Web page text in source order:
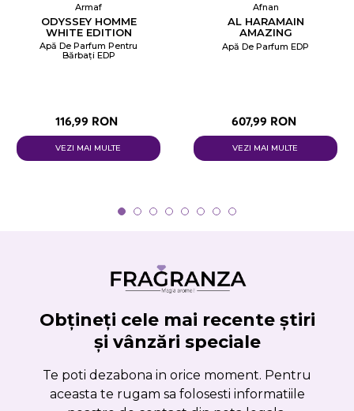
Armaf
ODYSSEY HOMME
WHITE EDITION
Apă De Parfum Pentru
Bărbați EDP
116,99 RON
VEZI MAI MULTE
Afnan
AL HARAMAIN
AMAZING
MUKHALLATH
Apă De Parfum EDP
607,99 RON
VEZI MAI MULTE
Obțineți cele mai recente știri
și vânzări speciale
Te poti dezabona in orice moment. Pentru
aceasta te rugam sa folosesti informatiile